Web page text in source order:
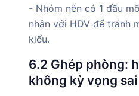
- Nhóm nên có 1 đầu
nhận với HDV để tránh
kiểu.
6.2 Ghép phòng:
không kỳ vọng sai